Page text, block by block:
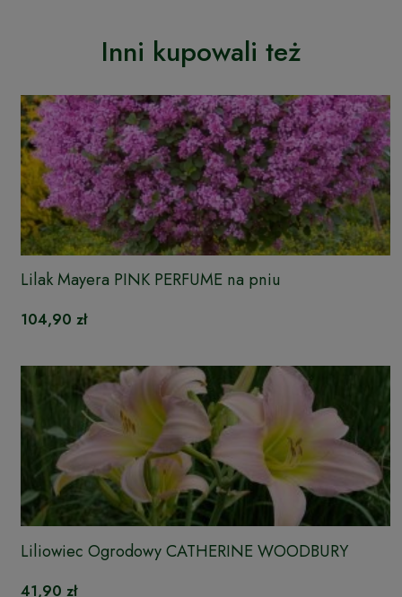
Inni kupowali też
Lilak Mayera PINK PERFUME na pniu
104,90 zł
Liliowiec Ogrodowy CATHERINE WOODBURY
41,90 zł